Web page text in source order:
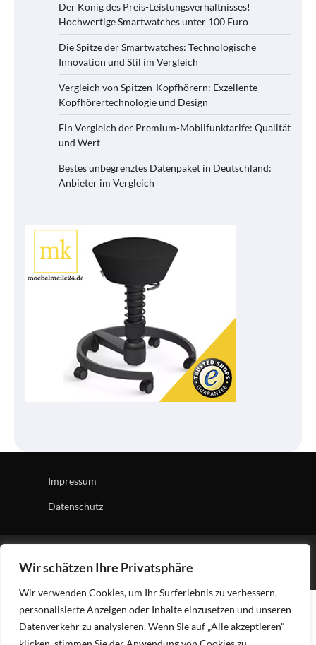
Wir schätzen Ihre Privatsphäre
Wir verwenden Cookies, um Ihr Surferlebnis zu verbessern,
personalisierte Anzeigen oder Inhalte einzusetzen und unseren
Datenverkehr zu analysieren. Wenn Sie auf „Alle akzeptieren"
Der König des Preis-Leistungsverhältnisses!
Hochwertige Smartwatches unter 100 Euro
Die Spitze der Smartwatches: Technologische
Innovation und Stil im Vergleich
Vergleich von Spitzen-Kopfhörern: Exzellente
Kopfhörertechnologie und Design
Ein Vergleich der Premium-Mobilfunktarife: Qualität
und Wert
Bestes unbegrenztes Datenpaket in Deutschland:
Anbieter im Vergleich
Impressum
Datenschutz
| Powered byWordPress.